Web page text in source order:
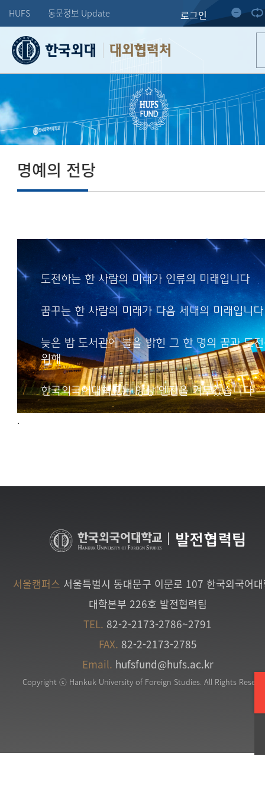
HUFS 동문정보 Update 로그인
대외협력처
명예의 전당
도전하는 한 사람의 미래가 인류의 미래입니다
꿈꾸는 한 사람의 미래가 다음 세대의 미래입니다
늦은 밤 도서관에 불을 밝힌 그 한 명의 꿈과 도
위해
한국외국어대학교는 항상 엔진을 켜두겠습니다
도전하는 한 사람의 미래가
인류의 미래입니다
꿈꾸는 한 사람의 미래가
다음 세대의 미래입니다
늦은 밤 도서관에 불을 밝힌
그 한 명의 꿈과 도전을 위해
한국외국어대학교는
항상 엔진을 켜두겠습니다
.
| 발전협력팀
서울캠퍼스 서울특별시 동대문구 이문로 107 한국외국어
대학본부 226호 발전협력팀
TEL. 82-2-2173-2786~2791
FAX. 82-2-2173-2785
Email. hufsfund@hufs.ac.kr
Copyright ⓒ Hankuk University of Foreign Studies. All Rights